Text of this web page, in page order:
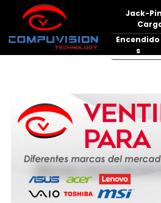
Jack-
Encendido
s